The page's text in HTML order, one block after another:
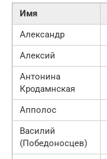
Имя
Александр
Алексий
Антонина
Кродамнская
Апполос
Василий
(Победоносцев)